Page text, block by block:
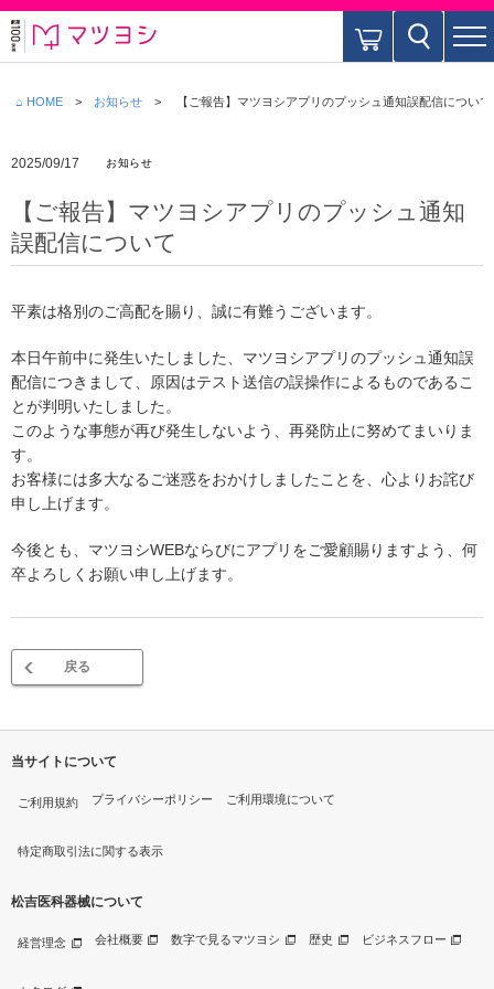
⌂ HOME お知らせ 【ご報告】マツヨシアプリのプッシュ通知誤配信について
【ご報告】マツヨシアプリのプッシュ通知
誤配信について
2025/09/17 お知らせ
平素は格別のご高配を賜り、誠に有難うございます。
本日午前中に発生いたしました、マツヨシアプリのプッシュ通知誤
配信につきまして、原因はテスト送信の誤操作によるものであるこ
とが判明いたしました。
このような事態が再び発生しないよう、再発防止に努めてまいりま
す。
お客様には多大なるご迷惑をおかけしましたことを、心よりお詫び
申し上げます。
今後とも、マツヨシWEBならびにアプリをご愛顧賜りますよう、何
卒よろしくお願い申し上げます。
戻る
当サイトについて
ご利用規約 プライバシーポリシー ご利用環境について
特定商取引法に関する表示
松吉医科器械について
経営理念 会社概要 数字で見るマツヨシ 歴史 ビジネスフロー